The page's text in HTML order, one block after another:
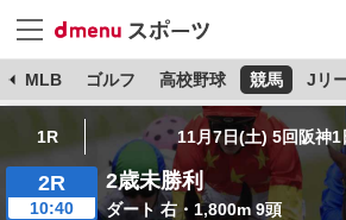
MLB ゴルフ 高校野球 競馬 Jリ
1R 11月7日(土) 5回阪神1
2R
10:40
2歳未勝利
ダート 右・1,800m 9頭